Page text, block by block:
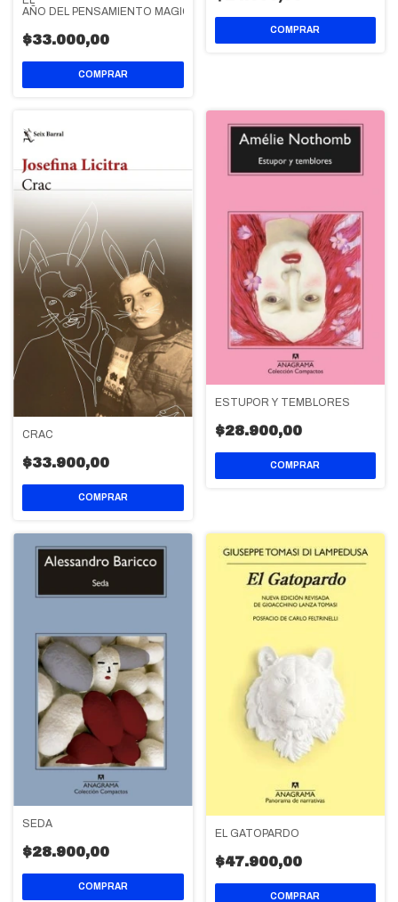
AÑO DEL PENSAMIENTO MAGICO
$33.000,00
CRAC
$33.900,00
ESTUPOR Y TEMBLORES
$28.900,00
SEDA
$28.900,00
EL GATOPARDO
$47.900,00